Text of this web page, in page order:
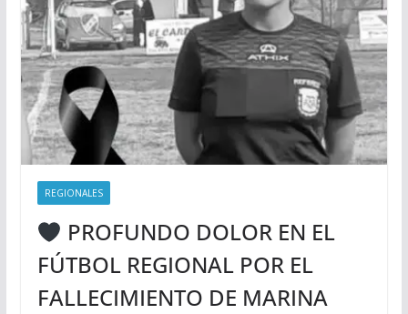
REGIONALES
PROFUNDO DOLOR EN EL
FÚTBOL REGIONAL POR EL
FALLECIMIENTO DE MARINA